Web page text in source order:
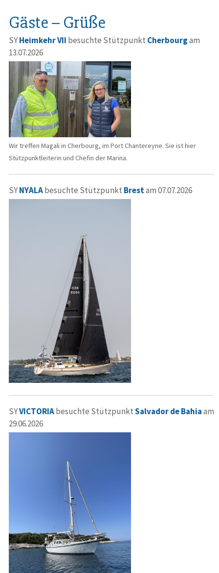
Gäste – Grüße
SYHeimkehr VII besuchte Stützpunkt Cherbourgam
13.07.2026
Wir treffen Magali in Cherbourg, im Port Chantereyne. Sie ist hier
Stützpunktleiterin und Chefin der Marina.
SYNYALAbesuchte Stützpunkt Brestam 07.07.2026
SYVICTORIAbesuchte StützpunktSalvador de Bahiaam
29.06.2026